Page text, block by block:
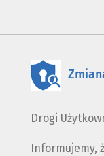
Drogi
Informujemy,